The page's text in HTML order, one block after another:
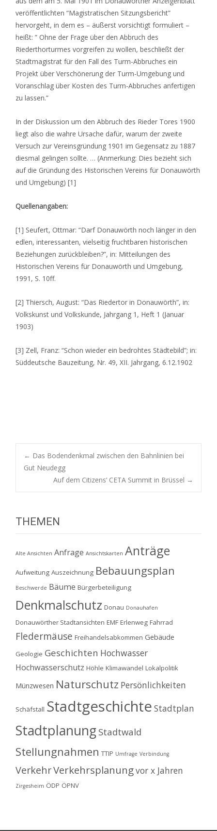
veröffentlichten “Magistratischen Sitzungsbericht”
hervorgeht, in dem es – äußerst vorsichtigt formuliert –
heißt: ” Ohne der Frage über den Abbruch des
Riederthorturmes vorgreifen zu wollen, beschließt der
Stadtmagistrat für den Fall des Turm-Abbruches ein
Projekt über Verschönerung der Turm-Umgebung und
Voranschlag über Kosten des Turm-Abbruches anfertigen
zu lassen.”
In der Diskussion um den Abbruch des Rieder Tores 1900
liegt also die wahre Ursache dafür, warum der zweite
Versuch zur Vereinsgründung 1901 im Gegensatz zu 1887
diesmal gelingen sollte. … (Anmerkung: Dies bezieht sich
auf die Gründung des Historischen Vereins für Donauwörth
und Umgebung) [1]
Quellenangaben:
[1] Seufert, Ottmar: “Darf Donauwörth noch länger in den
edlen, interessanten, vielseitig fruchtbaren historischen
Beziehungen zurückbleiben?”, in: Mitteilungen des
Historischen Vereins für Donauwörth und Umgebung,
1991, S. 10ff.
[2] Thiersch, August: “Das Riedertor in Donauwörth”, in:
Volkskunst und Volkskunde, Jahrgang 1, Heft 1 (Januar
1903)
[3] Zell, Franz: “Schon wieder ein bedrohtes Städtebild”; in:
Süddeutsche Bauzeitung, Nr. 49, XII. Jahrgang, 6.12.1902
Post
navigation
← Das Bodendenkmal zwischen den Bahnlinien bei
Gut Neudegg
Auf dem Citizens’ CETA Summit in Brüssel →
THEMEN
Alte Ansichten Anfrage Ansichtskarten Anträge
Aufweitung Auszeichnung Bebauungsplan
Beschwerde Bäume Bürgerbeteiligung
Denkmalschutz Donau Donauhafen
Donauwörther Stadtansichten EMF Erlenweg Fahrrad
Fledermäuse Freihandelsabkommen Gebäude
Geologie Geschichten Hochwasser
Hochwasserschutz Höhle Klimawandel Lokalpolitik
Münzwesen Naturschutz Persönlichkeiten
Schäfstall Stadtgeschichte Stadtplan
Stadtplanung Stadtwald
Stellungnahmen TTIP Umfrage Verbindung
VerkehrVerkehrsplanungvor x Jahren
Zirgesheim ÖDP ÖPNV